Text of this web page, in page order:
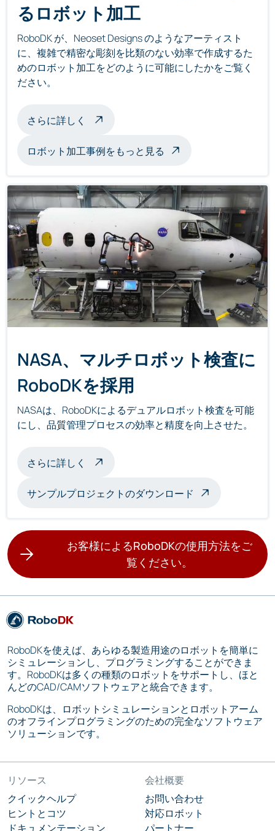
るロボット加工
RoboDK が、Neoset Designs のようなアーティスト
に、複雑で精密な彫刻を比類のない効率で作成するた
めのロボット加工をどのように可能にしたかをご覧く
ださい。
さらに詳しく ロボット加工彫刻について
ロボット加工事例をもっと見る
NASA、マルチロボット検査に
RoboDKを採用
NASAは、RoboDKによるデュアルロボット検査を可能
にし、品質管理プロセスの効率と精度を向上させた。
さらに詳しく マルチロボット検査について
サンプルプロジェクトのダウンロード
お客様によるRoboDKの使用方法をご
覧ください。
RoboDKを使えば、あらゆる製造用途のロボットを簡単に
シミュレーションし、プログラミングすることができま
す。RoboDKは多くの種類のロボットをサポートし、ほと
んどのCAD/CAMソフトウェアと統合できます。
RoboDKは、ロボットシミュレーションとロボットアーム
のオフラインプログラミングのための完全なソフトウェア
ソリューションです。
リソース
クイックヘルプ
ヒントとコツ
ドキュメンテーション
会社概要
お問い合わせ
対応ロボット
パートナー